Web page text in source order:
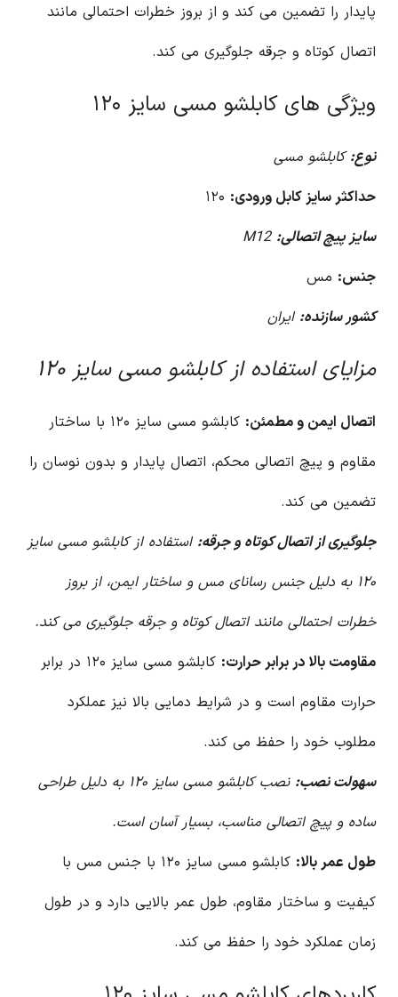
پایدار را تضمین می کند و از بروز خطرات احتمالی مانند
اتصال کوتاه و جرقه جلوگیری می کند.
ویژگی های کابلشو مسی سایز ۱۲۰
نوع:کابلشو مسی
حداکثر سایز کابل ورودی:
سایز پیچ اتصالی: M12
جنس: مس
کشور سازنده: ایران
مزایای استفاده از کابلشو مسی سایز ۱۲۰
اتصال ایمن و مطمئن:
کابلشو مسی سایز ۱۲۰ با ساختار
مقاوم و پیچ اتصالی محکم، اتصال پایدار و بدون نوسان را
تضمین می کند.
جلوگیری از اتصال کوتاه و جرقه: استفاده از کابلشو مسی سایز
۱۲۰ به دلیل جنس رسانای مس و ساختار ایمن، از بروز
خطرات احتمالی مانند اتصال کوتاه و جرقه جلوگیری می کند.
مقاومت بالا در برابر حرارت:
کابلشو مسی سایز ۱۲۰ در برابر
حرارت مقاوم است و در شرایط دمایی بالا نیز عملکرد
مطلوب خود را حفظ می کند.
سهولت نصب:
نصب کابلشو مسی سایز ۱۲۰ به دلیل طراحی
ساده و پیچ اتصالی مناسب، بسیار آسان است.
طول عمر بالا:
کابلشو مسی سایز ۱۲۰ با جنس مس با
کیفیت و ساختار مقاوم، طول عمر بالایی دارد و در طول
زمان عملکرد خود را حفظ می کند.